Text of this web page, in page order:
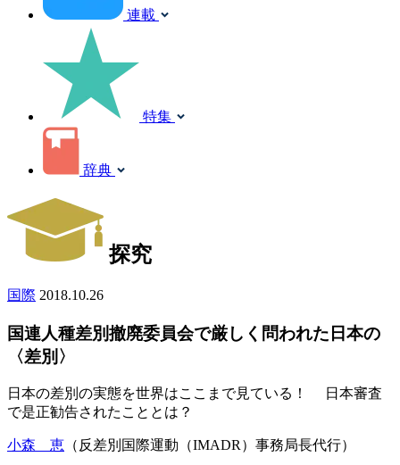
連載
特集
辞典
探究
国際 2018.10.26
国連人種差別撤廃委員会で厳しく問われた日本の
〈差別〉
日本の差別の実態を世界はここまで見ている！ 日本審査
で是正勧告されたこととは？
小森 恵 （反差別国際運動（IMADR）事務局長代行）